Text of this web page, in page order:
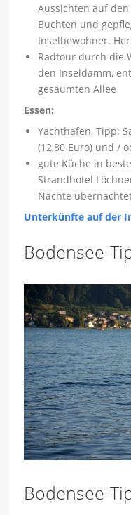
Aussichten auf den
Buchten und
Inselbewohner.
Radtour durch die
den Inseldamm,
gesäumten Allee
Essen:
Yachthafen, Tipp:
(12,80 Euro) und /
gute Küche in
Strandhotel
Nächte
Unterkünfte auf der
Bodensee-
Bodensee-